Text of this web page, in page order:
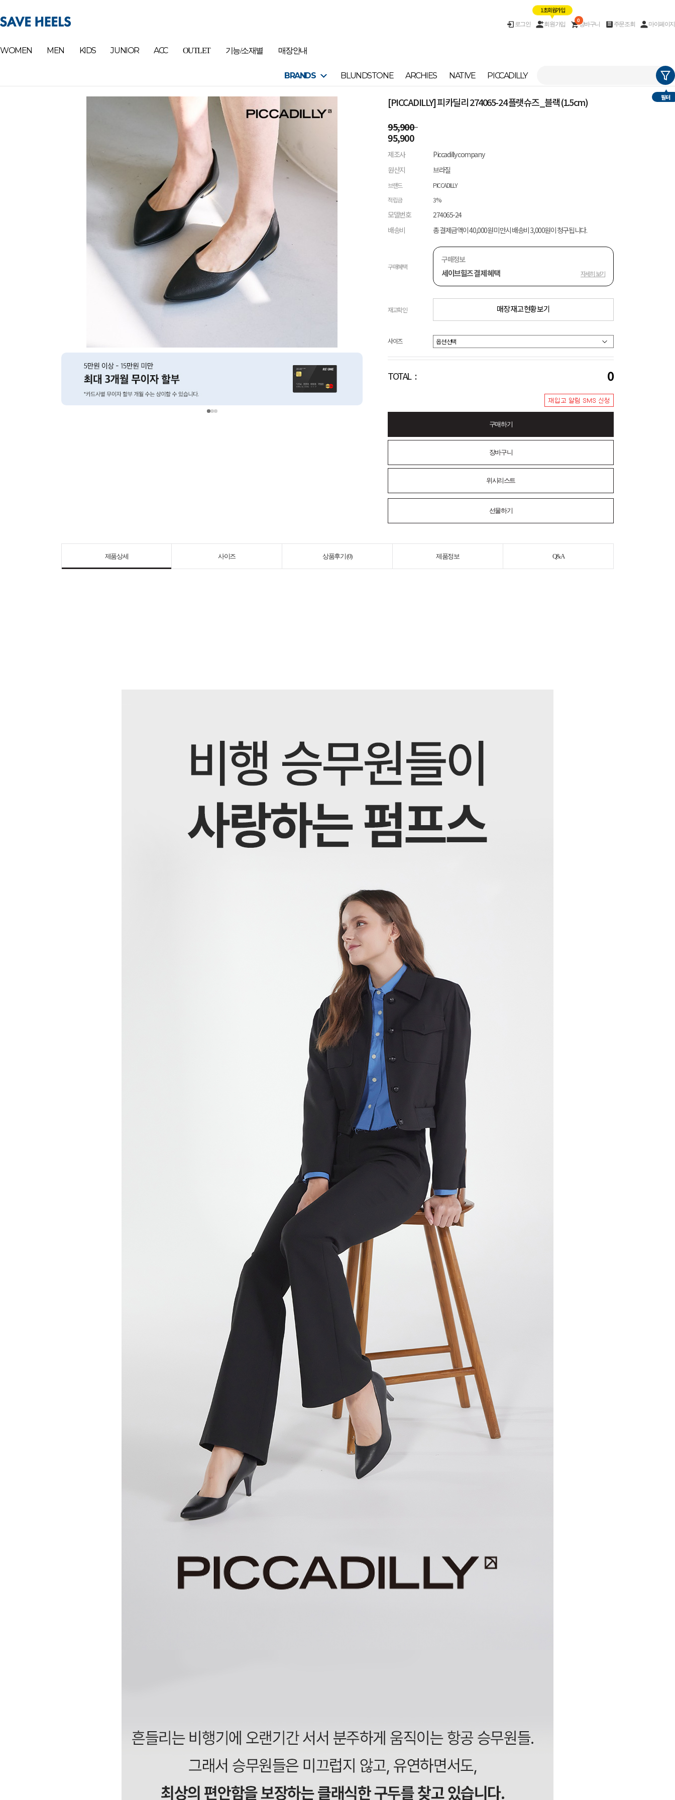
로그인 회원가입
1초 회원가입
장바구니
0
주문조회 마이페이지
WOMEN MEN KIDS JUNIOR ACC OUTLET 기능/소재별 매장안내
BRANDS BLUNDSTONE ARCHIES NATIVE PICCADILLY
필터
[PICCADILLY] 피카딜리 274065-24 플랫슈즈_블랙(1.5cm)
95,900
95,900
제조사
Piccadilly company
원산지
브라질
브랜드
PICCADILLY
적립금
3%
모델번호
274065-24
배송비
총 결제금액이 40,000원 미만시 배송비 3,000원이 청구됩니다.
구매혜택
구매정보
세이브힐즈 결제 혜택 자세히 보기
재고확인 매장 재고 현황 보기
사이즈
TOTAL : 0
구매하기
장바구니
위시리스트
선물하기
제품상세 사이즈 상품후기 (0) 제품정보 Q&A